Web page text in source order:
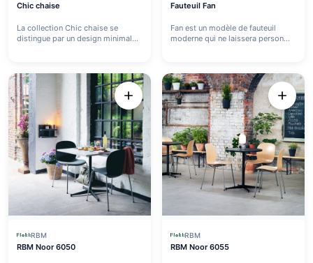
Chic chaise
La collection Chic chaise se
distingue par un design minimal...
Fauteuil Fan
Fan est un modèle de fauteuil
moderne qui ne laissera person...
RBM
RBM Noor 6050
RBM
RBM Noor 6055